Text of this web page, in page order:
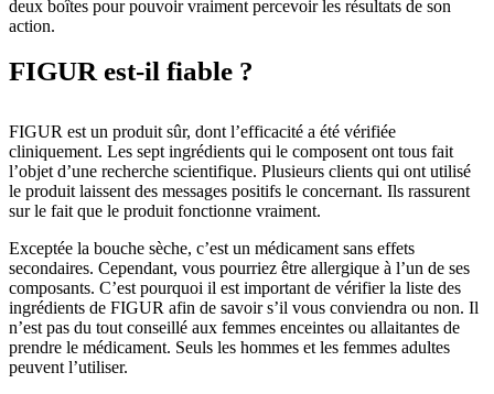
deux boîtes pour pouvoir vraiment percevoir les résultats de son
action.
FIGUR est-il fiable ?
FIGUR est un produit sûr, dont l’efficacité a été vérifiée
cliniquement. Les sept ingrédients qui le composent ont tous fait
l’objet d’une recherche scientifique. Plusieurs clients qui ont utilisé
le produit laissent des messages positifs le concernant. Ils rassurent
sur le fait que le produit fonctionne vraiment.
Exceptée la bouche sèche, c’est un médicament sans effets
secondaires. Cependant, vous pourriez être allergique à l’un de ses
composants. C’est pourquoi il est important de vérifier la liste des
ingrédients de FIGUR afin de savoir s’il vous conviendra ou non. Il
n’est pas du tout conseillé aux femmes enceintes ou allaitantes de
prendre le médicament. Seuls les hommes et les femmes adultes
peuvent l’utiliser.